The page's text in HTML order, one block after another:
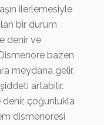
ilerlemesiyle
bir durum
denir ve
bazen
meydana gelir,
artabilir.
çoğunlukla
dismenoresi